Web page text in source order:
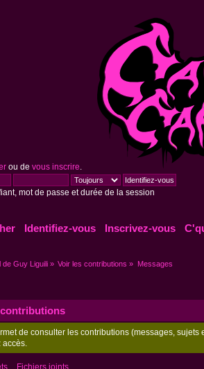
ou de vous inscrire
mot de passe et durée de la session
Identifiez-vous Inscrivez-vous
de Guy Liguili» Voir les contributions » Messages
de consulter les contributions (messages,
Fichiers joints